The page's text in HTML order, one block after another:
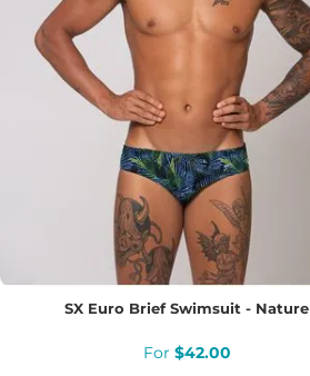
SX Euro Brief Swimsuit - Nature
$42.00